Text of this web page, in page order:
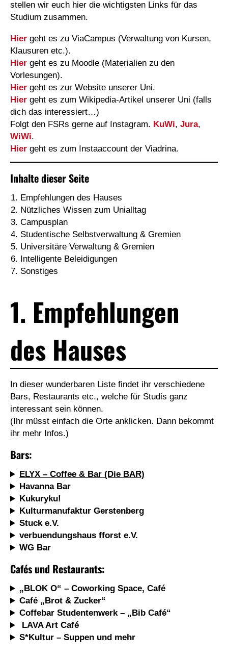
stellen wir euch hier die wichtigsten Links für das
Studium zusammen.
Hier geht es zu ViaCampus (Verwaltung von Kursen,
Klausuren etc.).
Hier geht es zu Moodle (Materialien zu den
Vorlesungen).
Hier geht es zur Website unserer Uni.
Hier geht es zum Wikipedia-Artikel unserer Uni (falls
dich das interessiert…)
Folgt den FSRs gerne auf Instagram. KuWi, Jura,
WiWi.
Hier geht es zum Instaaccount der Viadrina.
Inhalte dieser Seite
Empfehlungen des Hauses
Nützliches Wissen zum Unialltag
Campusplan
Studentische Selbstverwaltung & Gremien
Universitäre Verwaltung & Gremien
Intelligente Beleidigungen
Sonstiges
1. Empfehlungen
des Hauses
In dieser wunderbaren Liste findet ihr verschiedene
Bars, Restaurants etc., welche für Studis ganz
interessant sein können.
(Ihr müsst einfach die Orte anklicken. Dann bekommt
ihr mehr Infos.)
Bars:
ELYX – Coffee & Bar (Die BAR)
Havanna Bar
Kukuryku!
Kulturmanufaktur Gerstenberg
Stuck e.V.
verbuendungshaus fforst e.V.
WG Bar
Cafés und Restaurants:
„BLOK O“ – Coworking Space, Café
Café „Brot & Zucker“
Coffebar Studentenwerk – „Bib Café“
LAVA Art Café
S*Kultur – Suppen und mehr